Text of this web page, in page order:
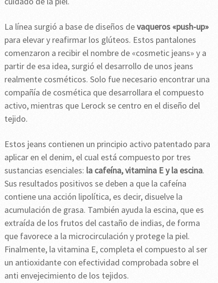
La línea surgió a base de diseños devaqueros «push-up»
para elevar y reafirmar los glúteos. Estos pantalones
comenzaron a recibir el nombre de «cosmetic jeans» y a
partir de esa idea, surgió el desarrollo de unos jeans
realmente cosméticos. Solo fue necesario encontrar una
compañía de cosmética que desarrollara el compuesto
activo, mientras que Lerock se centro en el diseño del
tejido.
Estos jeans contienen un principio activo patentado para
aplicar en el denim, el cual está compuesto por tres
sustancias esenciales: la cafeína, vitamina E y la escina.
Sus resultados positivos se deben a que la cafeína
contiene una acción lipolítica, es decir, disuelve la
acumulación de grasa. También ayuda la escina, que es
extraída de los frutos del castaño de indias, de forma
que favorece a la microcirculación y protege la piel.
Finalmente, la vitamina E, completa el compuesto al ser
un antioxidante con efectividad comprobada sobre el
anti envejecimiento de los tejidos.